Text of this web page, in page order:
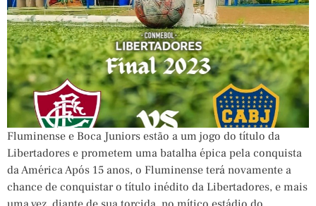
Fluminense e Boca Juniors estão a um jogo do título da
Libertadores e prometem uma batalha épica pela conquista
da América Após 15 anos, o Fluminense terá novamente a
chance de conquistar o título inédito da Libertadores, e mais